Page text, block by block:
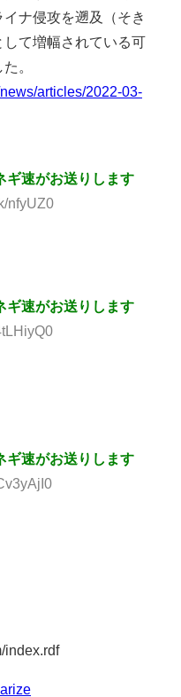
ナ侵攻を遡及（そき
て増幅されている可
。
articles/2022-03-
ギ速がお送りします
nfyUZ0
ギ速がお送りします
ギ速がお送りします
index.rdf